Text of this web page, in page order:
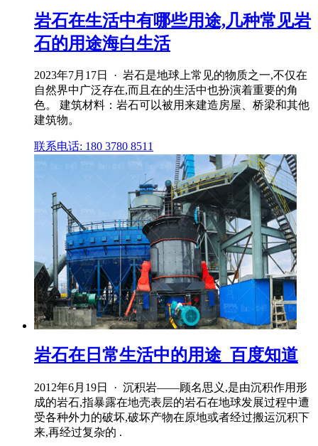
岩石在生活中有哪些用途,几种常见岩
石的用途海白生活
2023年7月17日 · 岩石是地球上常见的物质之一,不仅在
自然界中广泛存在,而且在的生活中也扮演着重要的角
色。 建筑材料：岩石可以被用来建造房屋、桥梁和其他
建筑物。
联系电话: 180 3780 8511
岩石在日常生活中的用途_百度知道
2012年6月19日 · 沉积岩——顾名思义,是由沉积作用形
成的岩石,指暴露在地壳表层的岩石在地球发展过程中遭
受各种外力的破坏,破坏产物在原地或者经过搬运沉积下
来,再经过复杂的 .